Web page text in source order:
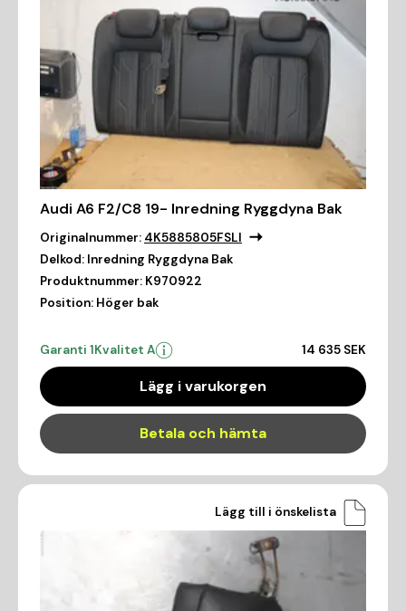
Audi A6 F2/C8 19- Inredning Ryggdyna Bak
Originalnummer: 4K5885805FSLI
Delkod: Inredning Ryggdyna Bak
Produktnummer: K970922
Position: Höger bak
Garanti 1Kvalitet A 14 635 SEK
Lägg i varukorgen
Betala och hämta
Lägg till i önskelista